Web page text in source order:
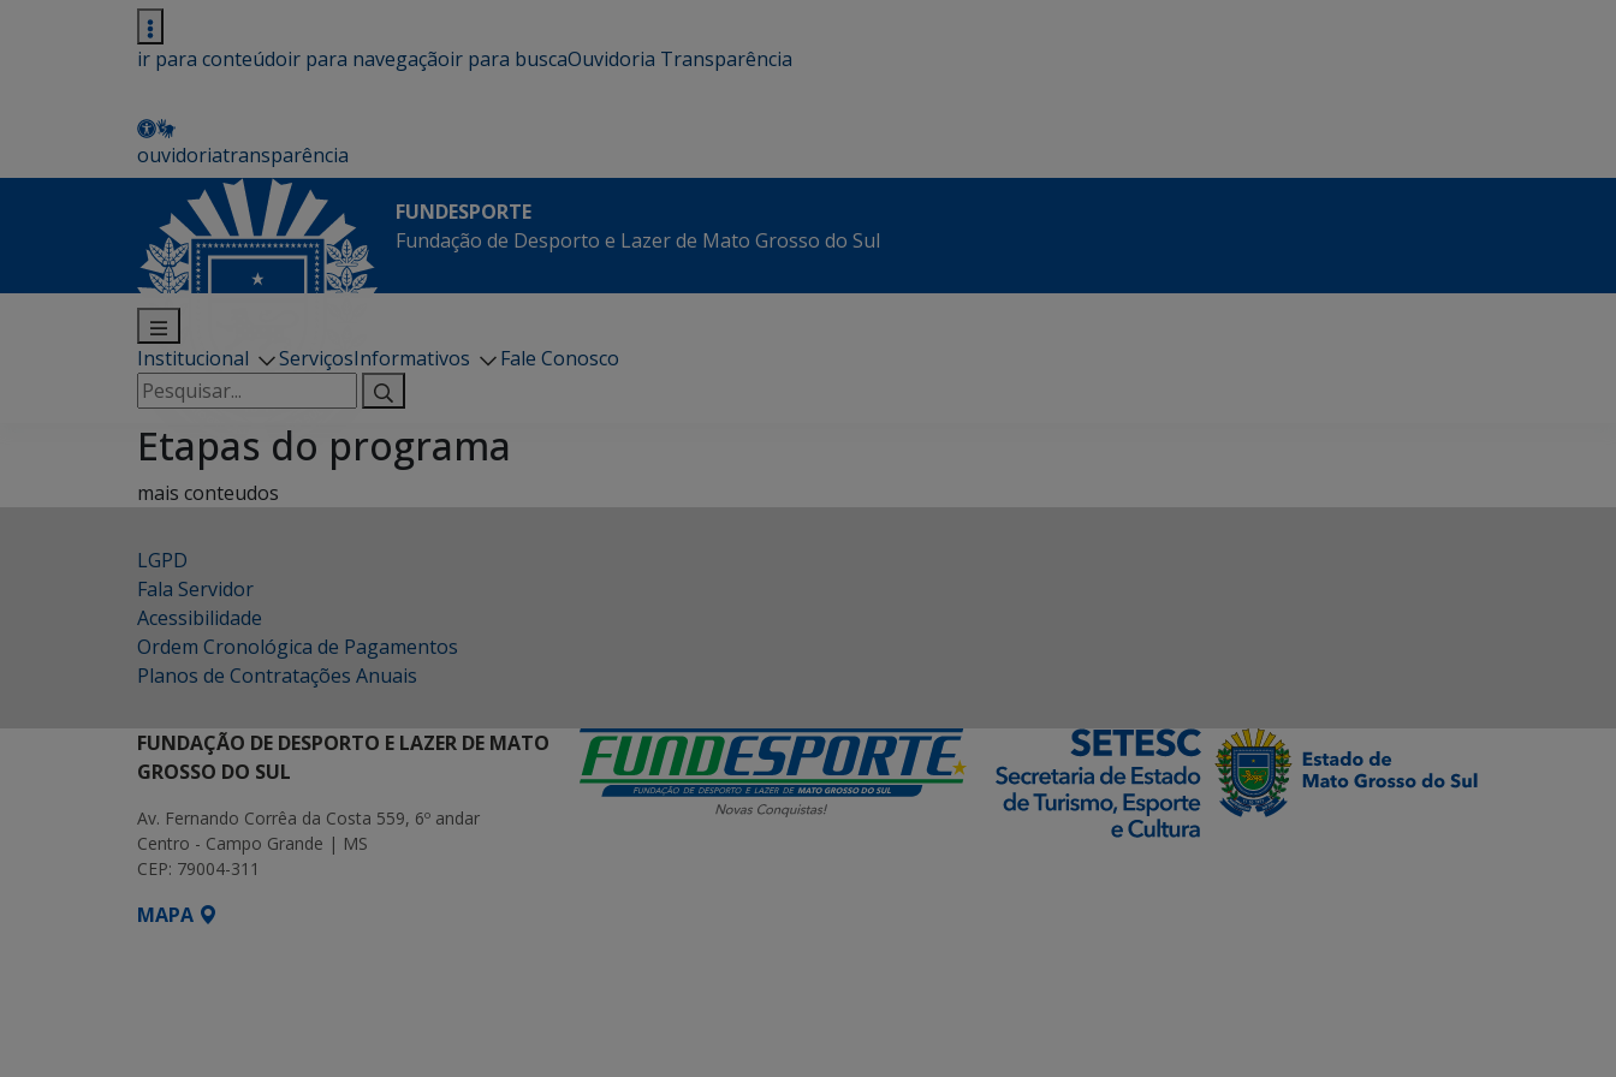
ir para conteúdoir para navegaçãoir para buscaOuvidoria Transparência
ouvidoriatransparência
FUNDESPORTE
Fundação de Desporto e Lazer de Mato Grosso do Sul
Institucional ServiçosInformativos
Fale Conosco
Pesquisar
por:
Etapas do programa
mais conteudos
LGPD
Fala Servidor
Acessibilidade
Ordem Cronológica de Pagamentos
Planos de Contratações Anuais
FUNDAÇÃO DE DESPORTO E LAZER DE MATO
GROSSO DO SUL
Av. Fernando Corrêa da Costa 559, 6º andar
Centro - Campo Grande | MS
CEP: 79004-311
MAPA